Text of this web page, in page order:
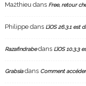
Ma2thieu dans Free, retour
Philippe dans L’iOS 26.3.1
Razafindrabedans L’iOS
Grabsiadans Comment